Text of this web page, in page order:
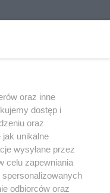
być powielany i
w jakikolwiek sposób (w
jakimkolwiek polu
z umieszczaniem w
Jakiekolwiek użycie lub
z naruszeniem prawa,
groźbą kary i może być
oraz inne
dostęp i
oraz
jak unikalne
wysyłane przez
celu zapewniania
odbiorców oraz